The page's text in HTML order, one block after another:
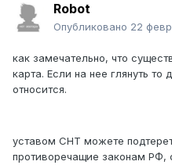
Robot
Опубликовано 22
как замечательно, что
карта. Если на нее глянуть то
относится.
уставом СНТ можете
противоречащие законам РФ,